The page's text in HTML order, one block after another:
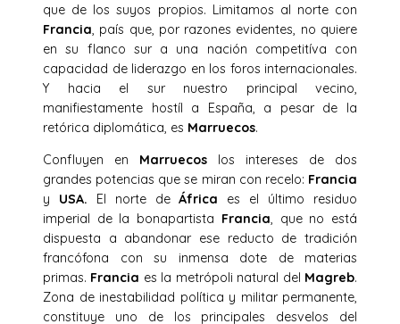
que de los suyos propios. Limitamos al norte con
Francia, país que, por razones evidentes, no quiere
en su flanco sur a una nación competitíva con
capacidad de liderazgo en los foros internacionales.
Y hacia el sur nuestro principal vecino,
manifiestamente hostíl a España, a pesar de la
retórica diplomática, es Marruecos.
Confluyen en Marruecos los intereses de dos
grandes potencias que se miran con recelo: Francia
y USA. El norte deÁfrica es el último residuo
imperial de la bonapartista Francia, que no está
dispuesta a abandonar ese reducto de tradición
francófona con su inmensa dote de materias
primas. Francia es la metrópoli natural del Magreb.
Zona de inestabilidad política y militar permanente,
constituye uno de los principales desvelos del